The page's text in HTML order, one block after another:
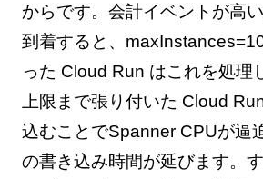
からです。会計イベントが高
到着すると、
った Cloud Run はこれを処理
上限まで張り付いた Cloud
込むことでSpanner CPUが逼
の書き込み時間が延びます。